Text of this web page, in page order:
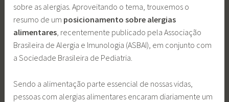
sobre as alergias. Aproveitando o tema, trouxemos o
resumo de um posicionamento sobre alergias
alimentares, recentemente publicado pela Associação
Brasileira de Alergia e Imunologia (ASBAI), em conjunto com
a Sociedade Brasileira de Pediatria.
Sendo a alimentação parte essencial de nossas vidas,
pessoas com alergias alimentares encaram diariamente um